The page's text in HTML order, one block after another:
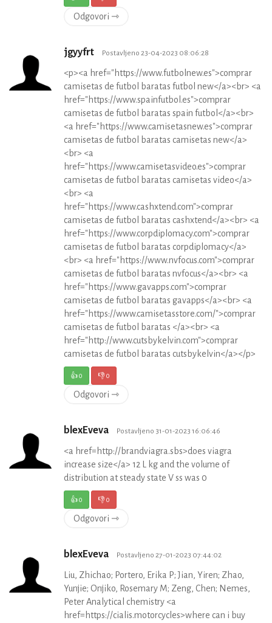
Odgovori ⇾
jgyyfrt Postavljeno 23-04-2023 08:06:28
<p><a href="https://www.futbolnew.es">comprar
camisetas de futbol baratas futbol new</a><br> <a
href="https://www.spainfutbol.es">comprar
camisetas de futbol baratas spain futbol</a><br>
<a href="https://www.camisetasnew.es">comprar
camisetas de futbol baratas camisetas new</a>
<br> <a
href="https://www.camisetasvideo.es">comprar
camisetas de futbol baratas camisetas video</a>
<br> <a
href="https://www.cashxtend.com">comprar
camisetas de futbol baratas cashxtend</a><br> <a
href="https://www.corpdiplomacy.com">comprar
camisetas de futbol baratas corpdiplomacy</a>
<br> <a href="https://www.nvfocus.com">comprar
camisetas de futbol baratas nvfocus</a><br> <a
href="https://www.gavapps.com">comprar
camisetas de futbol baratas gavapps</a><br> <a
href="https://www.camisetasstore.com/">comprar
camisetas de futbol baratas </a><br> <a
href="http://www.cutsbykelvin.com">comprar
camisetas de futbol baratas cutsbykelvin</a></p>
👍0 👎0
Odgovori ⇾
blexEveva Postavljeno 31-01-2023 16:06:46
<a href=http://brandviagra.sbs>does viagra
increase size</a> 12 L kg and the volume of
distribution at steady state V ss was 0
👍0 👎0
Odgovori ⇾
blexEveva Postavljeno 27-01-2023 07:44:02
Liu, Zhichao; Portero, Erika P; Jian, Yiren; Zhao,
Yunjie; Onjiko, Rosemary M; Zeng, Chen; Nemes,
Peter Analytical chemistry <a
href=https://cialis.motorcycles>where can i buy